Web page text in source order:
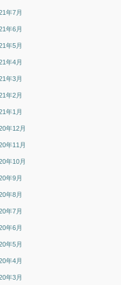
年7月
年6月
年5月
年4月
年3月
年2月
年1月
年12月
年11月
年10月
年9月
年8月
年7月
年6月
年5月
年4月
年3月